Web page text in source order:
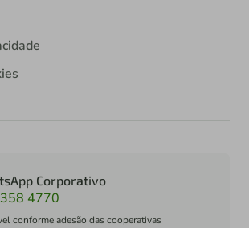
Corporativo
4770
conforme adesão das cooperativas